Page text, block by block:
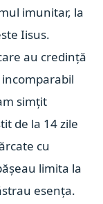
imunitar, la
Iisus.
au credință
simțit
de la 14 zile
cu
limita la
esența.